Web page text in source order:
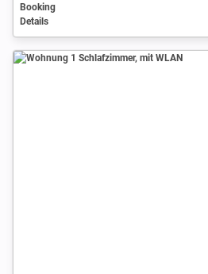
Booking
Details